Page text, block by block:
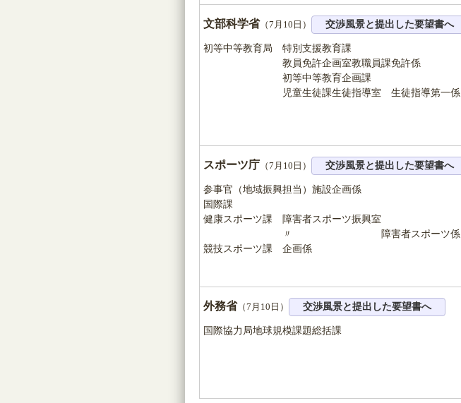
文部科学省（7月10日） 交渉風景と提出した要望書へ
初等中等教育局 特別支援教育課
教員免許企画室教職員課免許係
初等中等教育企画課
児童生徒課生徒指導室 生徒指導第一係
スポーツ庁 （7月10日） 交渉風景と提出した要望書へ
参事官（地域振興担当）施設企画係
国際課
健康スポーツ課 障害者スポーツ振興室
〃 障害者スポーツ係
競技スポーツ課 企画係
外務省（7月10日） 交渉風景と提出した要望書へ
国際協力局地球規模課題総括課